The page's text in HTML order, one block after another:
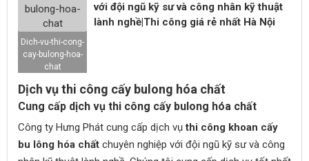
Dich-vu-thi-cong-
cay-bulong-hoa-
chat
với đội ngũ kỹ sư và công nhân kỹ thuật
lành nghề|Thi công giá rẻ nhất Hà Nội
Dịch vụ thi công cấy bulong hóa chất
Cung cấp dịch vụ thi công cấy bulong hóa chất
Công ty Hưng Phát cung cấp dịch vụthi công khoan cấy
bu lông hóa chất chuyên nghiệp với đội ngũ kỹ sư và công